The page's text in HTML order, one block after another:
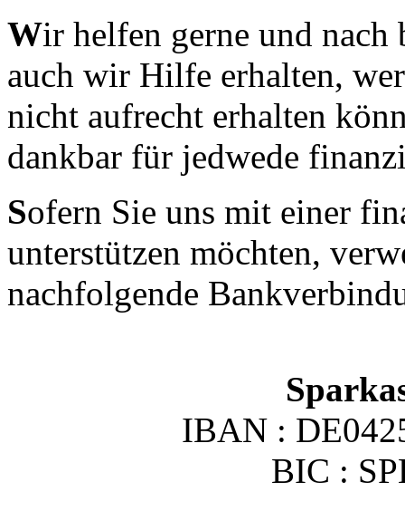
Wir helfen gerne und nach
auch wir Hilfe erhalten,
nicht aufrecht erhalten
dankbar für jedwede
Sofern Sie uns mit einer
unterstützen möchten,
nachfolgende
IBAN :
BIC :